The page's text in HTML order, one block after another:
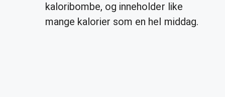
kaloribombe, og inneholder like
mange kalorier som en hel middag.